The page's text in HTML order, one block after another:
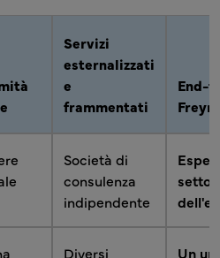
Servizi
esternalizzati
e
frammentati
End-
Freyr
Società di
consulenza
indipendente
Diversi
Un